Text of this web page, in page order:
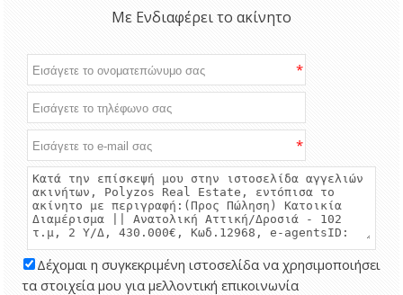
Με Ενδιαφέρει το ακίνητο
*
*
Δέχομαι η συγκεκριμένη ιστοσελίδα να χρησιμοποιήσει
τα στοιχεία μου για μελλοντική επικοινωνία